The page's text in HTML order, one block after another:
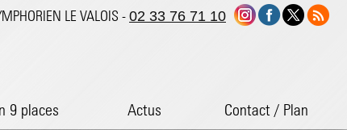
9 places Actus Contact / Plan
LE VALOIS - 02 33 76 71 10